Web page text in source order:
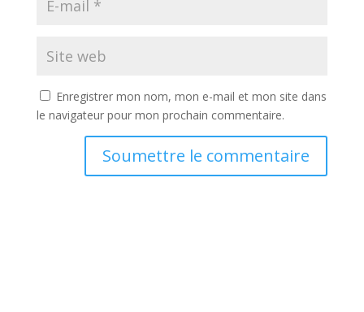
Enregistrer mon nom, mon e-mail et mon site dans
le navigateur pour mon prochain commentaire.
Soumettre le commentaire